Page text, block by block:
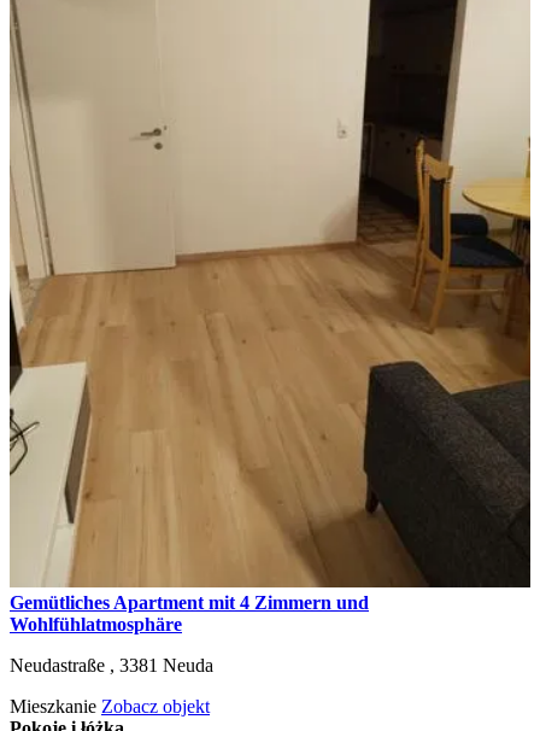
Gemütliches Apartment mit 4 Zimmern und
Wohlfühlatmosphäre
Neudastraße , 3381 Neuda
Mieszkanie Zobacz objekt